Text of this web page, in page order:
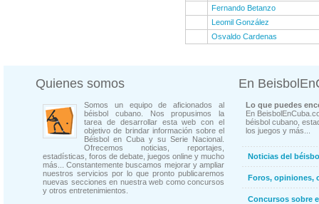
Fernando Betanzo
Leomil González
Osvaldo Cardenas
Quienes somos
Somos un equipo de aficionados al
béisbol cubano. Nos propusimos la
tarea de desarrollar esta web con el
objetivo de brindar información sobre el
Béisbol en Cuba y su Serie Nacional.
Ofrecemos noticias, reportajes,
estadísticas, foros de debate, juegos online y mucho
más... Constantemente buscamos mejorar y ampliar
nuestros servicios por lo que pronto publicaremos
nuevas secciones en nuestra web como concursos
y otros entretenimientos.
En
Lo que puedes
En
béisbol cubano,
los juegos y más...
Noticias del
Foros, opiniones,
Concursos sobre